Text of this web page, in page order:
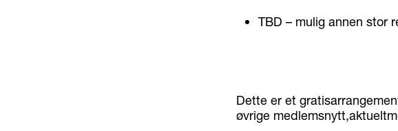
TBD – mulig annen stor
Dette er et
øvrige